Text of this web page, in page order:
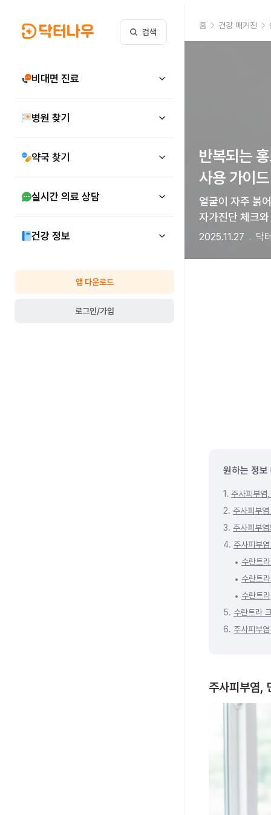
검색
비대면 진료
병원 찾기
약국 찾기
실시간 의료 상담
건강 정보
앱 다운로드
로그인/가입
홈 건강 매거진
반복되는
사용 가이드
얼굴이 자주 붉
자가진단 체크
2025.11.27 닥
원하는 정보
1. 주사피부염
2. 주사피부
3. 주사피부
4. 주사피부
수란트
수란트
수란트
5. 수란트라
6. 주사피부
주사피부염,